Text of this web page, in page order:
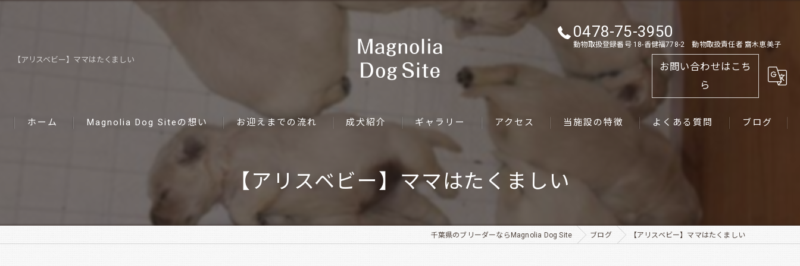
【アリスベビー】ママはたくましい
0478-75-3950
動物取扱登録番号 18-香健福778-2 動物取扱責任者 齋木恵美子
お問い合わせはこち
ら
ホーム Magnolia Dog Siteの想い お迎えまでの流れ 成犬紹介 ギャラリー アクセス 当施設の特徴
犬舎
よくある質問 ブログ
【アリスベビー】ママはたくましい
千葉県のブリーダーならMagnolia Dog Site ブログ 【アリスベビー】ママはたくましい